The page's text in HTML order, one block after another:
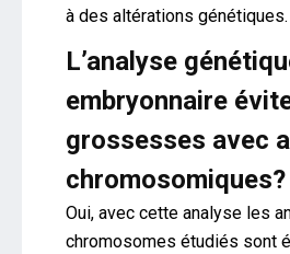
à des altérations génétiques.
L’analyse
embryonnaire
grossesses avec
chromosomiques?
Oui, avec cette analyse les
chromosomes étudiés sont